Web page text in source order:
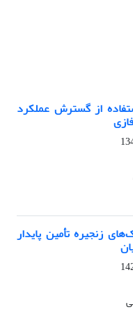
از گسترش عملکرد
زنجیره تأمین پایدار